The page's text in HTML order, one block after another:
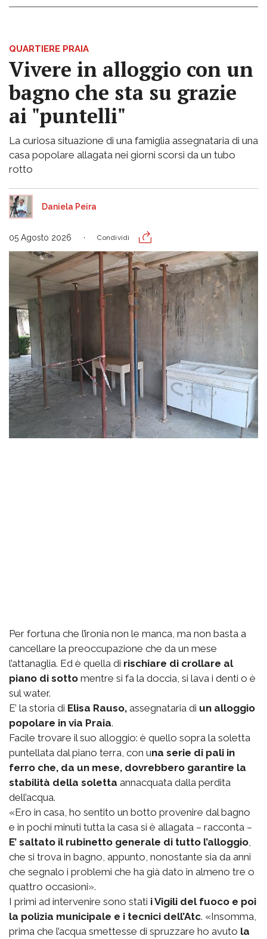
QUARTIERE PRAIA
Vivere in alloggio con un
bagno che sta su grazie
ai "puntelli"
La curiosa situazione di una famiglia assegnataria di una
casa popolare allagata nei giorni scorsi da un tubo
rotto
Daniela Peira
05 Agosto 2026 Condividi
Per fortuna che l’ironia non le manca, ma non basta a
cancellare la preoccupazione che da un mese
l’attanaglia. Ed è quella di rischiare di crollare al
piano di sotto mentre si fa la doccia, si lava i denti o è
sul water.
E’ la storia di Elisa Rauso, assegnataria di un alloggio
popolare in via Praia.
Facile trovare il suo alloggio: è quello sopra la soletta
puntellata dal piano terra, con una serie di pali in
ferro che, da un mese, dovrebbero garantire la
stabilità della soletta annacquata dalla perdita
dell’acqua.
«Ero in casa, ho sentito un botto provenire dal bagno
e in pochi minuti tutta la casa si è allagata – racconta –
E’ saltato il rubinetto generale di tutto l’alloggio
che si trova in bagno, appunto, nonostante sia da anni
che segnalo i problemi che ha già dato in almeno tre o
quattro occasioni».
I primi ad intervenire sono stati i Vigili del fuoco e poi
la polizia municipale e i tecnici dell’Atc. «Insomma,
prima che l’acqua smettesse di spruzzare ho avuto la